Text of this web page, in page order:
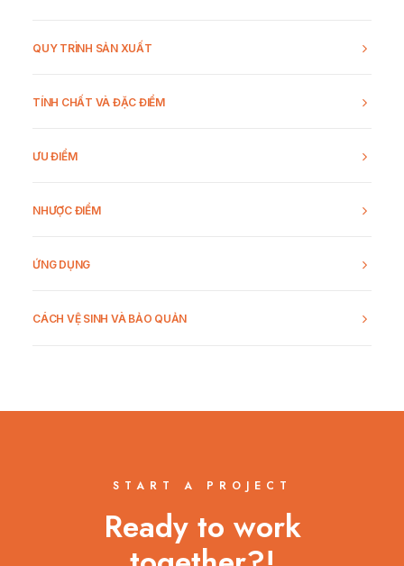
QUY TRÌNH SẢN XUẤT
TÍNH CHẤT VÀ ĐẶC ĐIỂM
ƯU ĐIỂM
NHƯỢC ĐIỂM
ỨNG DỤNG
CÁCH VỆ SINH VÀ BẢO QUẢN
START A PROJECT
Ready to work